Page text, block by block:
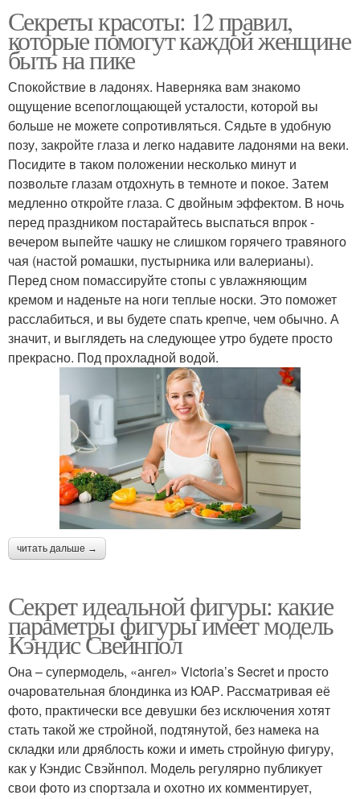
Секреты красоты: 12 правил,
которые помогут каждой женщине
быть на пике
Спокойствие в ладонях. Наверняка вам знакомо
ощущение всепоглощающей усталости, которой вы
больше не можете сопротивляться. Сядьте в удобную
позу, закройте глаза и легко надавите ладонями на веки.
Посидите в таком положении несколько минут и
позвольте глазам отдохнуть в темноте и покое. Затем
медленно откройте глаза. С двойным эффектом. В ночь
перед праздником постарайтесь выспаться впрок -
вечером выпейте чашку не слишком горячего травяного
чая (настой ромашки, пустырника или валерианы).
Перед сном помассируйте стопы с увлажняющим
кремом и наденьте на ноги теплые носки. Это поможет
расслабиться, и вы будете спать крепче, чем обычно. А
значит, и выглядеть на следующее утро будете просто
прекрасно. Под прохладной водой.
читать дальше →
Секрет идеальной фигуры: какие
параметры фигуры имеет модель
Кэндис Свейнпол
Она – супермодель, «ангел» Victoria’s Secret и просто
очаровательная блондинка из ЮАР. Рассматривая её
фото, практически все девушки без исключения хотят
стать такой же стройной, подтянутой, без намека на
складки или дряблость кожи и иметь стройную фигуру,
как у Кэндис Свэйнпол. Модель регулярно публикует
свои фото из спортзала и охотно их комментирует,